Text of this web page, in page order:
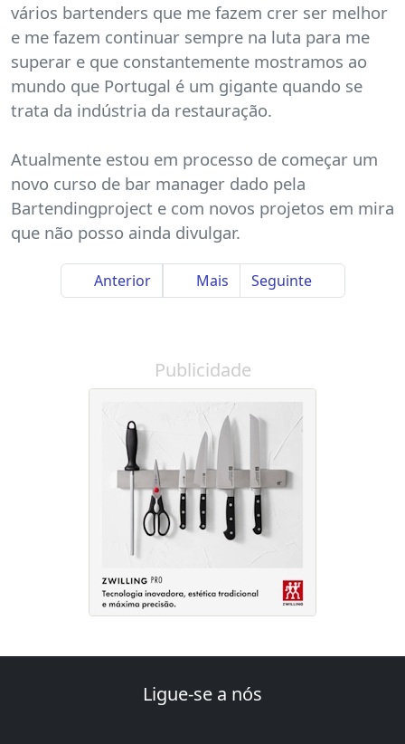
vários bartenders que me fazem crer ser melhor
e me fazem continuar sempre na luta para me
superar e que constantemente mostramos ao
mundo que Portugal é um gigante quando se
trata da indústria da restauração.
Atualmente estou em processo de começar um
novo curso de bar manager dado pela
Bartendingproject e com novos projetos em mira
que não posso ainda divulgar.
Anterior Mais Seguinte
Publicidade
Ligue-se a nós